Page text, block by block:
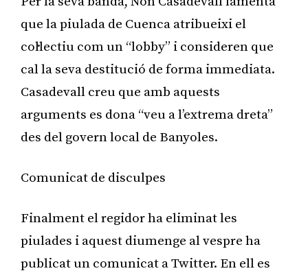
que la piulada de Cuenca atribueixi el
col·lectiu com un “lobby” i consideren que
cal la seva destitució de forma immediata.
Casadevall creu que amb aquests
arguments es dona “veu a l’extrema dreta”
des del govern local de Banyoles.
Comunicat de disculpes
Finalment el regidor ha eliminat les
piulades i aquest diumenge al vespre ha
publicat un comunicat a Twitter. En ell es